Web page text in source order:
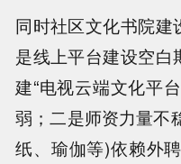
同时社区文化书院
是线上平台建设空
建“电视云端文化平
弱；二是师资力量不
纸、瑜伽等)依赖外